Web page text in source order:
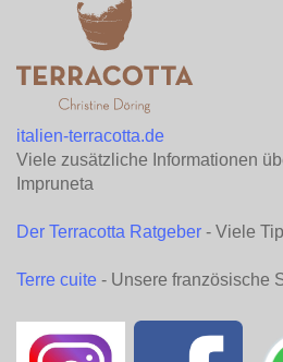
italien-terracotta.de
Viele zusätzliche Informationen
Impruneta
Der Terracotta Ratgeber - Viele
Terre cuite - Unsere französische